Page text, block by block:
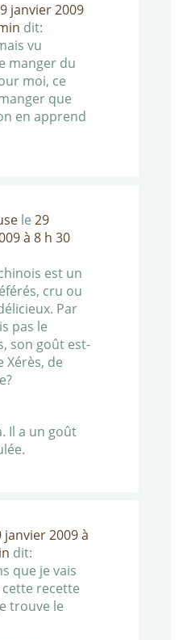
janvier 2009
dit:
vu
manger du
moi, ce
que
en apprend
le 29
à 8 h 30
est un
cru ou
Par
pas le
son goût est-
Xérès, de
Il a un goût
janvier 2009 à
dit:
que je vais
cette recette
trouve le